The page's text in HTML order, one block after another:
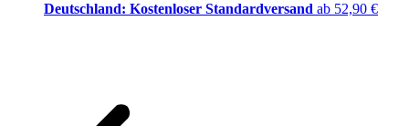
Deutschland: Kostenloser Standardversand ab 52,90 €